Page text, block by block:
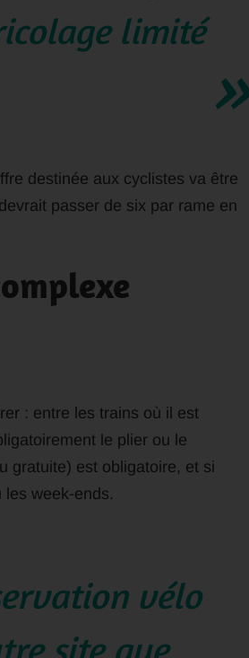
limité
destinée aux cyclistes va être
passer de six par rame en
: entre les trains où il est
le plier ou le
gratuite) est obligatoire, et si
les week-ends.
vélo
site que